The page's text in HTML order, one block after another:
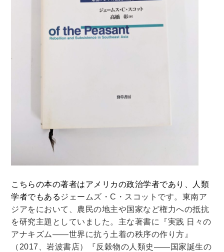
占い
手芸・クラフト
美容・着物・ファッション
他スポーツ
公務員・教員採用試験
就職対策
語学検定・通訳
法律・ビジネス・事務資格関連
運輸・船舶・通信
食品・衛生・福祉
CD・DVD・Blu-ray
CD・DVD
こちらの本の著者はアメリカの政治学者であり、人類
学者でもある ジェームズ・C・スコットです。 東南ア
ジアをにおいて、農民の地主や国家など権力への抵抗
を研究主題としていました。主な著書に『実践 日々の
アナキズム——世界に抗う土着の秩序の作り方』
（2017、岩波書店）
『反穀物の人類史——国家誕生の